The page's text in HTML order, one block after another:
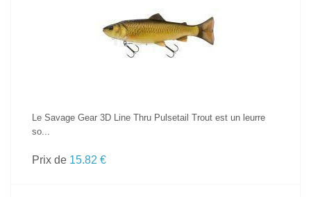
VOIR LE PRODUIT
Le Savage Gear 3D Line Thru Pulsetail Trout est un leurre
so...
Prix de 15.82 €